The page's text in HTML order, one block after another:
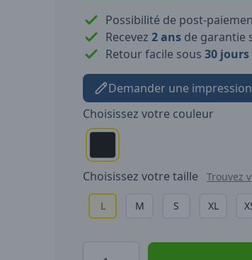
Possibilité de post-
Recevez 2 ans de garantie
Retour facile sous 30 jours
Demander une
Choisissez votre couleur
Choisissez votre taille Trouvez
L M S XL